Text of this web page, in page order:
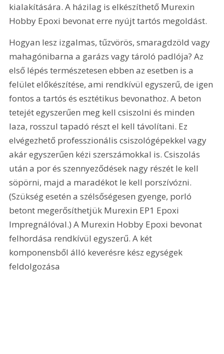
kialakítására. A házilag is elkészíthető Murexin
Hobby Epoxi bevonat erre nyújt tartós megoldást.
Hogyan lesz izgalmas, tűzvörös, smaragdzöld vagy
mahagónibarna a garázs vagy tároló padlója? Az
első lépés természetesen ebben az esetben is a
felület előkészítése, ami rendkívül egyszerű, de igen
fontos a tartós és esztétikus bevonathoz. A beton
tetejét egyszerűen meg kell csiszolni és minden
laza, rosszul tapadó részt el kell távolítani. Ez
elvégezhető professzionális csiszológépekkel vagy
akár egyszerűen kézi szerszámokkal is. Csiszolás
után a por és szennyeződések nagy részét le kell
söpörni, majd a maradékot le kell porszívózni.
(Szükség esetén a szélsőségesen gyenge, porló
betont megerősíthetjük Murexin EP1 Epoxi
Impregnálóval.) A Murexin Hobby Epoxi bevonat
felhordása rendkívül egyszerű. A két
komponensből álló keverésre kész egységek
feldolgozása